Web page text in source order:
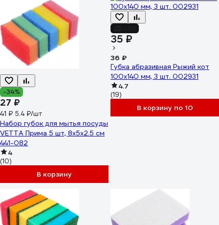
-34%
27 ₽
41 ₽ 5.4 ₽/шт
Набор губок для мытья посуды
VETTA Прима 5 шт, 8x5х2.5 см
441-082
4
(10)
В корзину
35 ₽
36 ₽
Губка абразивная Рыжий кот
100х140 мм, 3 шт. 002931
4.7
(19)
В корзину по 10